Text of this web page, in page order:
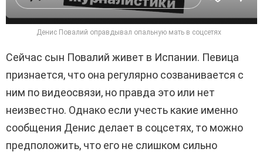
Денис Повалий оправдывал опальную мать в соцсетях
Сейчас сын Повалий живет в Испании. Певица
признается, что она регулярно созванивается с
ним по видеосвязи, но правда это или нет
неизвестно. Однако если учесть какие именно
сообщения Денис делает в соцсетях, то можно
предположить, что его не слишком сильно